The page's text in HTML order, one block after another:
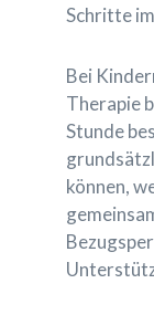
Schritte
Bei
Therapie
Stunde
können,